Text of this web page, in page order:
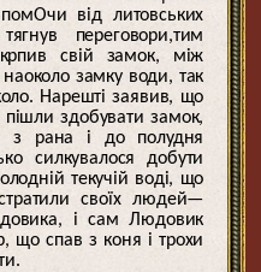
від литовських
переговори,тим
свій замок, між
замку води, так
Нарешті заявив, що
пішли здобувати замок,
з рана і до полудня
силкувалося добути
текучій воді, що
своїх людей—
і сам Людовик
що спав з коня і трохи